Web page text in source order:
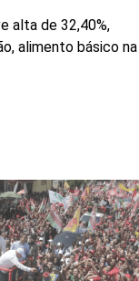
alta de 32,40%,
alimento básico na